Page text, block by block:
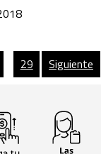
29
Siguiente